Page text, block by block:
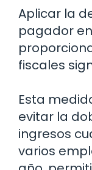
Aplicar la
pagador
fiscales
Esta
evitar la
ingresos
varios